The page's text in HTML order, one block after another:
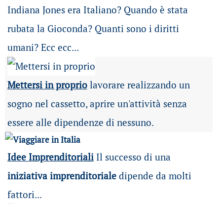
Indiana Jones era Italiano? Quando è stata
rubata la Gioconda? Quanti sono i diritti
umani? Ecc ecc...
Mettersi in propriolavorare realizzando un
sogno nel cassetto, aprire un'attività senza
essere alle dipendenze di nessuno.
Idee ImprenditorialiIl successo di una
iniziativa imprenditorialedipende da molti
fattori...